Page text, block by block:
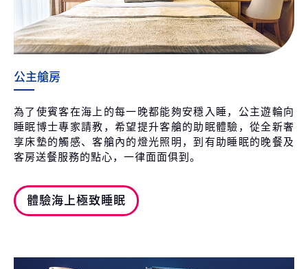
公主艙房
為了使賓客在海上的每一晚都能夠安穩入睡，公主遊輪向
睡眠博士專家請教，希望提升客艙的助眠體驗，從全新奢
享床墊的觸感、客艙內的燈光照明，到有助睡眠的晚餐及
客房送餐服務的點心，一律面面俱到。
體驗海上極致睡眠